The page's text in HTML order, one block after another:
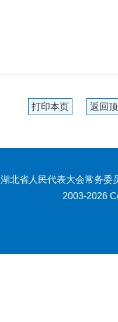
打印本页 返回
湖北省人民代表大会常务委
2003-2026